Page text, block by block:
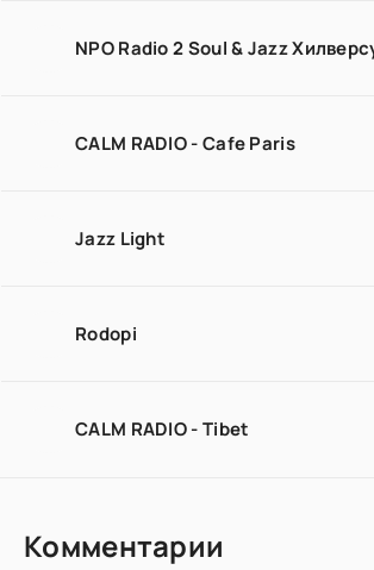
NPO Radio 2 Soul & Jazz
CALM RADIO - Cafe Paris
Jazz Light
Rodopi
CALM RADIO - Tibet
Комментарии